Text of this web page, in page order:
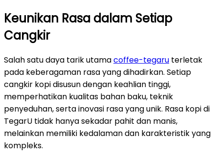
Keunikan Rasa dalam Setiap
Cangkir
Salah satu daya tarik utamacoffee-tegaru terletak
pada keberagaman rasa yang dihadirkan. Setiap
cangkir kopi disusun dengan keahlian tinggi,
memperhatikan kualitas bahan baku, teknik
penyeduhan, serta inovasi rasa yang unik. Rasa kopi di
TegarU tidak hanya sekadar pahit dan manis,
melainkan memiliki kedalaman dan karakteristik yang
kompleks.